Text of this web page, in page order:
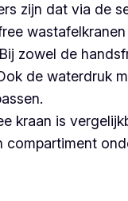
zijn dat via de
zowel de
de waterdruk
kraan is
compartiment